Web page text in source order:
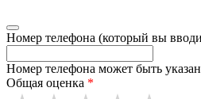
Номер телефона (который вы
Номер телефона может быть
Общая оценка *